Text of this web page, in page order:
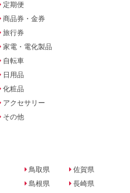
定期便
商品券・金券
旅行券
家電・電化製品
自転車
日用品
化粧品
アクセサリー
その他
鳥取県
島根県
佐賀県
長崎県